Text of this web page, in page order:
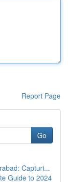
Report Page
Go
Capturi...
Guide to 2024